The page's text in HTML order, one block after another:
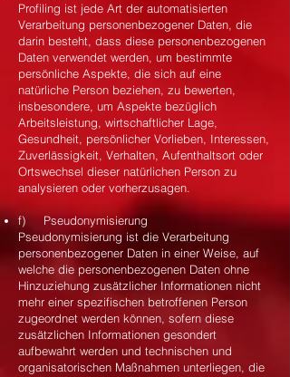
Profiling ist jede Art der automatisierten
Verarbeitung personenbezogener Daten, die
darin besteht, dass diese personenbezogenen
Daten verwendet werden, um bestimmte
persönliche Aspekte, die sich auf eine
natürliche Person beziehen, zu bewerten,
insbesondere, um Aspekte bezüglich
Arbeitsleistung, wirtschaftlicher Lage,
Gesundheit, persönlicher Vorlieben, Interessen,
Zuverlässigkeit, Verhalten, Aufenthaltsort oder
Ortswechsel dieser natürlichen Person zu
analysieren oder vorherzusagen.
f) Pseudonymisierung
Pseudonymisierung ist die Verarbeitung
personenbezogener Daten in einer Weise, auf
welche die personenbezogenen Daten ohne
Hinzuziehung zusätzlicher Informationen nicht
mehr einer spezifischen betroffenen Person
zugeordnet werden können, sofern diese
zusätzlichen Informationen gesondert
aufbewahrt werden und technischen und
organisatorischen Maßnahmen unterliegen, die